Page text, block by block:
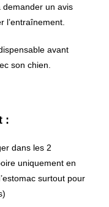
demander un avis
l’entraînement.
avant
son chien.
:
dans les 2
uniquement en
surtout pour